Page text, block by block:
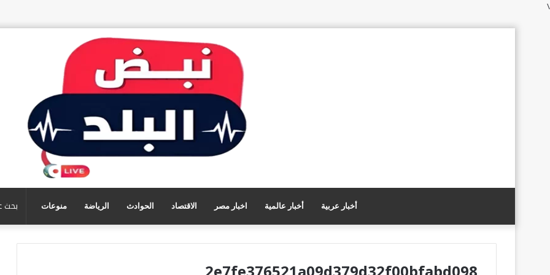
\
أخبار عربية أخبار عالمية اخبار مصر الاقتصاد الحوادث الرياضة منوعات